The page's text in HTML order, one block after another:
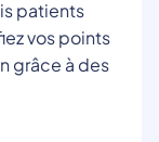
patients
vos points
grâce à des